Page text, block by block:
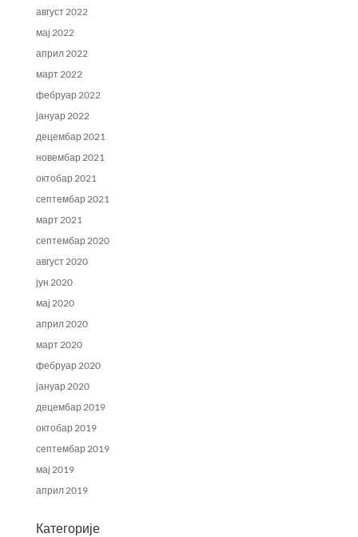
август 2022
мај 2022
април 2022
март 2022
фебруар 2022
јануар 2022
децембар 2021
новембар 2021
октобар 2021
септембар 2021
март 2021
септембар 2020
август 2020
јун 2020
мај 2020
април 2020
март 2020
фебруар 2020
јануар 2020
децембар 2019
октобар 2019
септембар 2019
мај 2019
април 2019
Категорије